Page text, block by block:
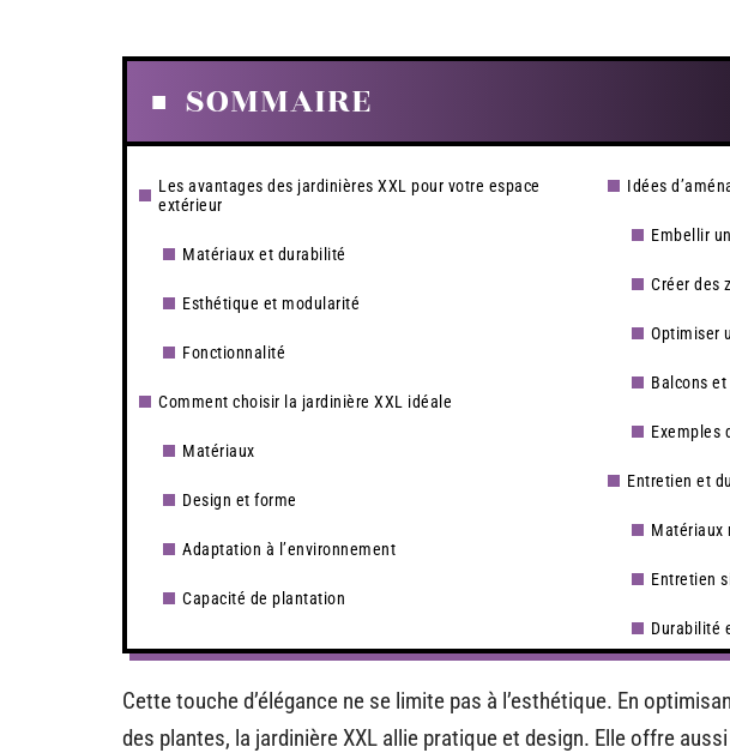
SOMMAIRE
Les avantages des jardinières XXL pour votre espace
extérieur
Matériaux et durabilité
Esthétique et modularité
Fonctionnalité
Comment choisir la jardinière XXL idéale
Matériaux
Design et forme
Adaptation à l’environnement
Capacité de plantation
Idées
Embellir
Créer des
Optimiser
Balcons
Exemples
Entretien et
Matériaux
Entretien
Durabilité
Cette touche d’élégance ne se limite pas à l’esthétique. En
des plantes, la jardinière XXL allie pratique et design. Elle offre